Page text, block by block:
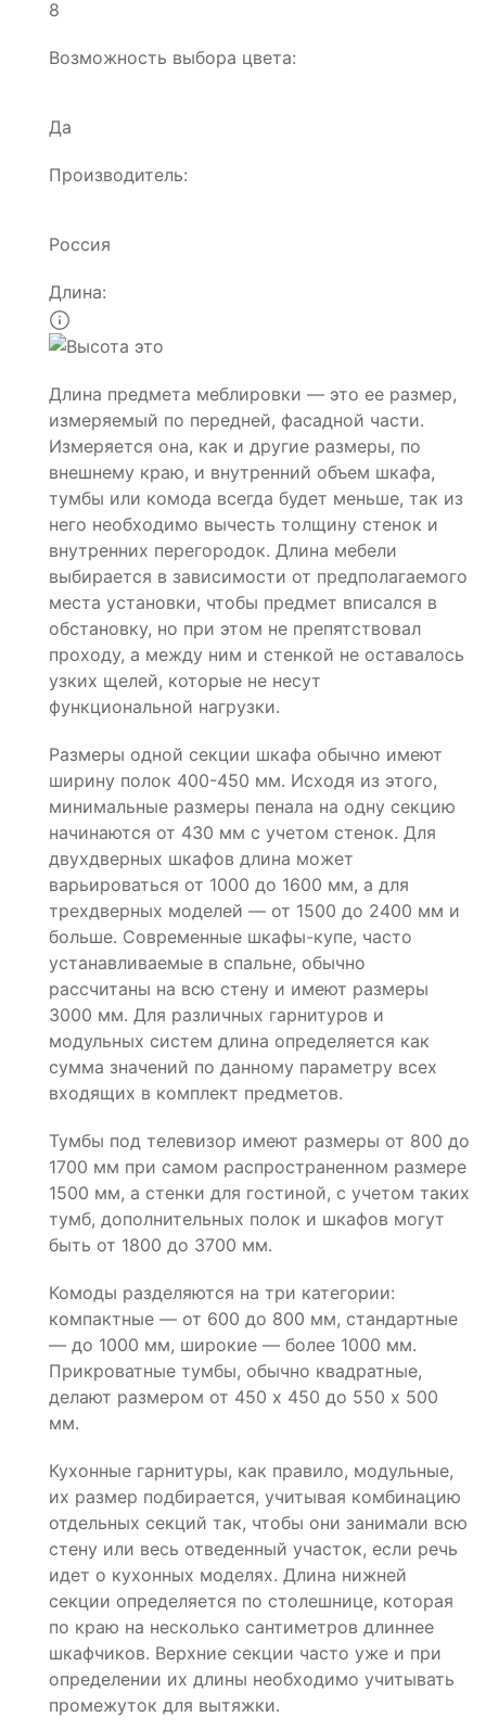
8
Возможность выбора цвета:
Да
Производитель:
Россия
Длина:
Длина предмета меблировки — это ее размер,
измеряемый по передней, фасадной части.
Измеряется она, как и другие размеры, по
внешнему краю, и внутренний объем шкафа,
тумбы или комода всегда будет меньше, так из
него необходимо вычесть толщину стенок и
внутренних перегородок. Длина мебели
выбирается в зависимости от предполагаемого
места установки, чтобы предмет вписался в
обстановку, но при этом не препятствовал
проходу, а между ним и стенкой не оставалось
узких щелей, которые не несут
функциональной нагрузки.
Размеры одной секции шкафа обычно имеют
ширину полок 400-450 мм. Исходя из этого,
минимальные размеры пенала на одну секцию
начинаются от 430 мм с учетом стенок. Для
двухдверных шкафов длина может
варьироваться от 1000 до 1600 мм, а для
трехдверных моделей — от 1500 до 2400 мм и
больше. Современные шкафы-купе, часто
устанавливаемые в спальне, обычно
рассчитаны на всю стену и имеют размеры
3000 мм. Для различных гарнитуров и
модульных систем длина определяется как
сумма значений по данному параметру всех
входящих в комплект предметов.
Тумбы под телевизор имеют размеры от 800 до
1700 мм при самом распространенном размере
1500 мм, а стенки для гостиной, с учетом таких
тумб, дополнительных полок и шкафов могут
быть от 1800 до 3700 мм.
Комоды разделяются на три категории:
компактные — от 600 до 800 мм, стандартные
— до 1000 мм, широкие — более 1000 мм.
Прикроватные тумбы, обычно квадратные,
делают размером от 450 х 450 до 550 х 500
мм.
Кухонные гарнитуры, как правило, модульные,
их размер подбирается, учитывая комбинацию
отдельных секций так, чтобы они занимали всю
стену или весь отведенный участок, если речь
идет о кухонных моделях. Длина нижней
секции определяется по столешнице, которая
по краю на несколько сантиметров длиннее
шкафчиков. Верхние секции часто уже и при
определении их длины необходимо учитывать
промежуток для вытяжки.